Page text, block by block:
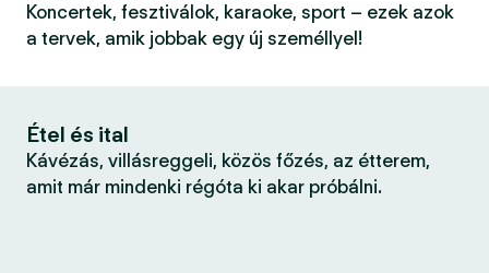
Koncertek, fesztiválok, karaoke, sport – ezek azok
a tervek, amik jobbak egy új személlyel!
Étel és ital
Kávézás, villásreggeli, közös főzés, az étterem,
amit már mindenki régóta ki akar próbálni.